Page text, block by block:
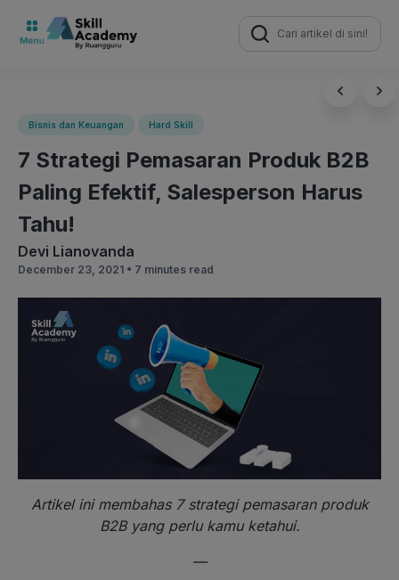
Search
for:
Bisnis dan Keuangan Hard Skill
7 Strategi Pemasaran Produk B2B
Paling Efektif, Salesperson Harus
Tahu!
Devi Lianovanda
December 23, 2021 • 7 minutes read
Artikel ini membahas 7 strategi pemasaran produk
B2B yang perlu kamu ketahui.
—